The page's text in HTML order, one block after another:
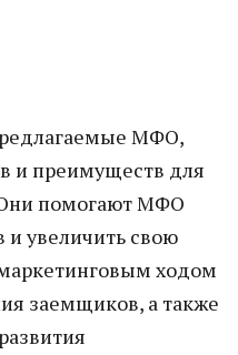
МФО,
и преимуществ для
помогают МФО
и увеличить свою
ходом
заемщиков, а также